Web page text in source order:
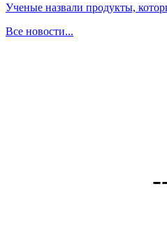
Ученые назвали продукты,
Все новости...